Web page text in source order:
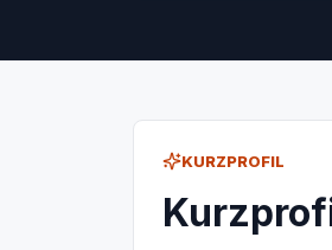
KURZPROFIL